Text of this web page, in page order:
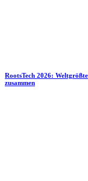
RootsTech 2026:
zusammen